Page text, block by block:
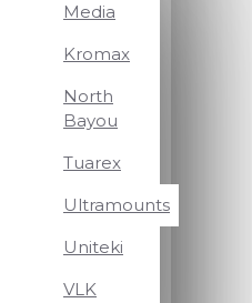
Media
Kromax
North
Bayou
Tuarex
Ultramounts
Uniteki
VLK